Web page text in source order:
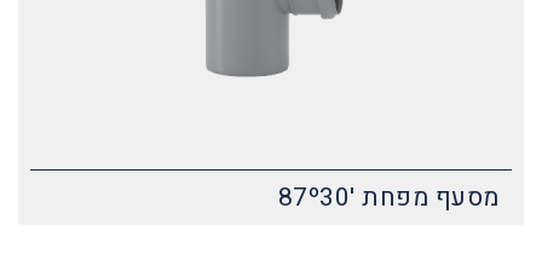
מסעף מפחת '87º30